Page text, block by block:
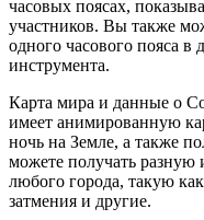
часовых поясах,
участников. Вы также
одного часового пояса
инструмента.
Карта мира и данные о
имеет анимированную
ночь на Земле, а также
можете получать
любого города, такую
затмения и другие.